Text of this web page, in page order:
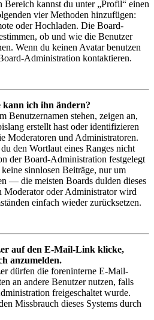
Bereich kannst du unter „Profil“ einen
vier Methoden hinzufügen:
oder Hochladen. Die Board-
ob und wie die Benutzer
Wenn du keinen Avatar benutzen
Administration kontaktieren.
kann ich ihn ändern?
Benutzernamen stehen, zeigen an,
erstellt hast oder identifizieren
Moderatoren und Administratoren.
den Wortlaut eines Ranges nicht
der Board-Administration festgelegt
sinnlosen Beiträge, nur um
— die meisten Boards dulden dieses
Moderator oder Administrator wird
einfach wieder zurücksetzen.
auf den E-Mail-Link klicke,
anzumelden.
dürfen die foreninterne E-Mail-
an andere Benutzer nutzen, falls
freigeschaltet wurde.
Missbrauch dieses Systems durch